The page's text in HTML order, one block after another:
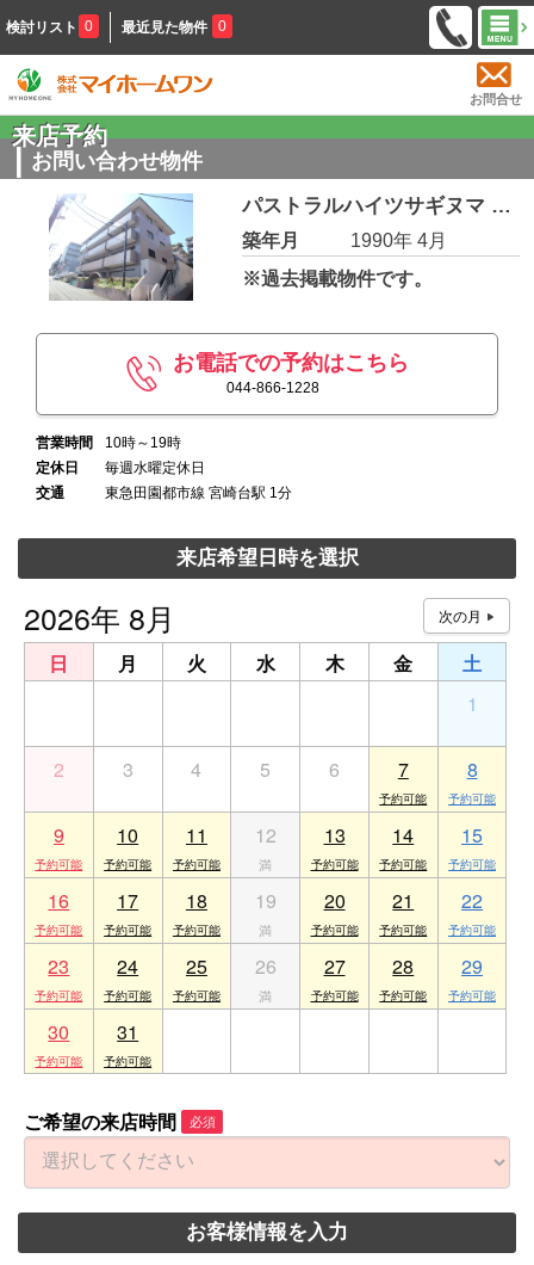
検討リスト 0 最近見た物件 0
お問合せ
来店予約
お問い合わせ物件
パストラルハイツサギヌマ 106
築年月
1990年 4月
※過去掲載物件です。
お電話での予約はこちら
044-866-1228
営業時間
10時～19時
定休日
毎週水曜定休日
交通
東急田園都市線 宮崎台駅 1分
来店希望日時を選択
2026年 8月
日 月 火 水 木 金
土
1
2 3 4 5 6 7 8
9 10 11 12 13 14 15
16 17 18 19 20 21 22
23 24 25 26 27 28 29
30 31
ご希望の来店時間 必須
お客様情報を入力